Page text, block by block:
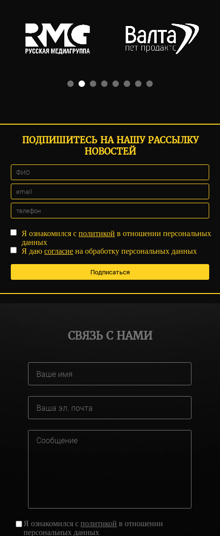
ПОДПИШИТЕСЬ НА НАШУ РАССЫЛКУ
НОВОСТЕЙ
Я ознакомился сполитикой в отношении персональных
данных
Я даюсогласие на обработку персональных данных
СВЯЗЬ С НАМИ
Я ознакомился сполитикой в отношении
персональных данных